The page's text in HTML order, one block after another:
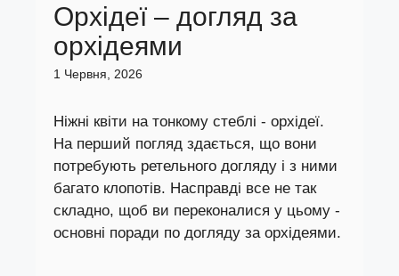
Орхідеї – догляд за
орхідеями
1 Червня, 2026
Ніжні квіти на тонкому стеблі - орхідеї.
На перший погляд здається, що вони
потребують ретельного догляду і з ними
багато клопотів. Насправді все не так
складно, щоб ви переконалися у цьому -
основні поради по догляду за орхідеями.